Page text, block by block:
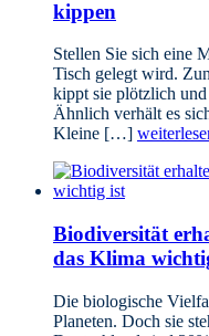
kippen
Stellen Sie sich eine
Tisch gelegt wird.
kippt sie plötzlich
Ähnlich verhält es
Kleine […]
Biodiversität
das Klima
Die biologische
Planeten. Doch sie